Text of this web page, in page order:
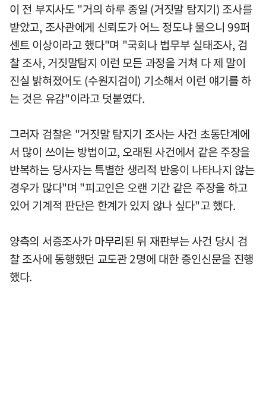
이 전 부지사도 "거의 하루 종일 (거짓말 탐지기) 조사를
받았고, 조사관에게 신뢰도가 어느 정도냐 물으니 99퍼
센트 이상이라고 했다"며 "국회나 법무부 실태조사, 검
찰 조사, 거짓말탐지 이런 모든 과정을 거쳐 다 제 말이
진실 밝혀졌어도 (수원지검이) 기소해서 이런 얘기를 하
는 것은 유감"이라고 덧붙였다.
그러자 검찰은 "거짓말 탐지기 조사는 사건 초동단계에
서 많이 쓰이는 방법이고, 오래된 사건에서 같은 주장을
반복하는 당사자는 특별한 생리적 반응이 나타나지 않는
경우가 많다"며 "피고인은 오랜 기간 같은 주장을 하고
있어 기계적 판단은 한계가 있지 않나 싶다"고 했다.
양측의 서증조사가 마무리된 뒤 재판부는 사건 당시 검
찰 조사에 동행했던 교도관 2명에 대한 증인신문을 진행
했다.